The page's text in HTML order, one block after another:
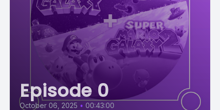
Episode 0
October 06, 2025 • 00:43:00